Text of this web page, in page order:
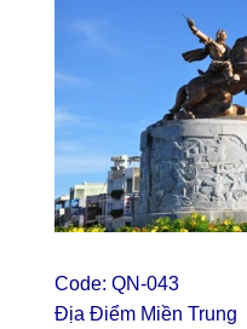
Code: QN-043
Địa Điểm Miền Trung